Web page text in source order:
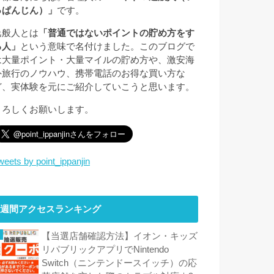
んじん）」 です。
般人とは 「普通ではないポイントの貯め方をす
」
という意味で名付けました。このブログで
大量ポイント・大量マイルの貯め方や、激安海
旅行のノウハウ、携帯電話のお得な買い方な
、実体験を元にご紹介していこうと思います。
しくお願いします。
by point_ippanjin
週間アクセスランキング
【当選店舗確認方法】イオン・キッズ
リパブリックアプリでNintendo
Switch（ニンテンドースイッチ）の応